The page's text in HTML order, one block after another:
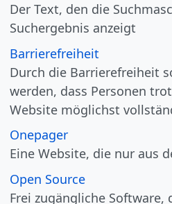
Der Text, den die
Suchergebnis anzeigt
Barrierefreiheit
Durch die Barrierefreiheit
werden, dass Personen
Website möglichst
Onepager
Eine Website, die nur aus
Open Source
Frei zugängliche Software,